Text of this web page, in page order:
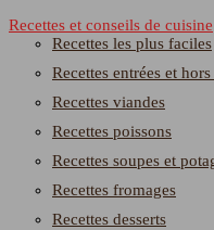
Recettes et conseils de cuisine
Recettes les plus faciles
Recettes entrées et
Recettes viandes
Recettes poissons
Recettes soupes et
Recettes fromages
Recettes desserts